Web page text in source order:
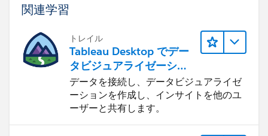
関連学習
トレイル
Tableau Desktop でデー
タビジュアライゼーショ
ンをはじめる
データを接続し、データビジュアライゼ
ーションを作成し、インサイトを他のユ
ーザーと共有します。